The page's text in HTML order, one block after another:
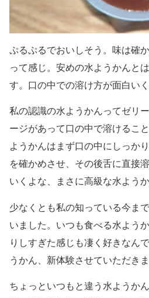
ぷるぷるでおいしそう。味は確
って感じ。安めの水ようかんと
す。口の中での溶け方が面白いく
私の認識の水ようかんってゼリ
ージがあって口の中で溶けるこ
ようかんはまず口の中にしっか
を確かめさせ、その後舌に直接
いくよな、まさに高級な水よう
少なくとも私の知っている今ま
いました。いつも食べる水よう
りしすぎた感じも凄く好きなん
うかん、新体験させていただきま
ちょっといつもと違う水ようか